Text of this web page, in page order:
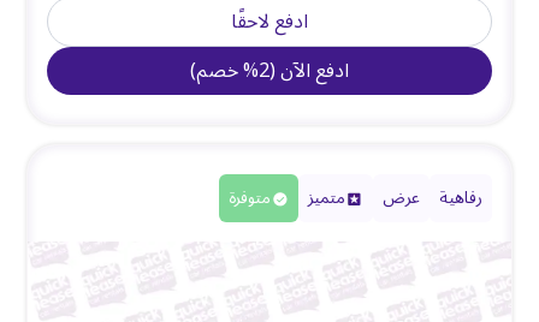
ادفع لاحقًا
ادفع الآن(
2
%خصم)
رفاهية عرض متميز متوفرة